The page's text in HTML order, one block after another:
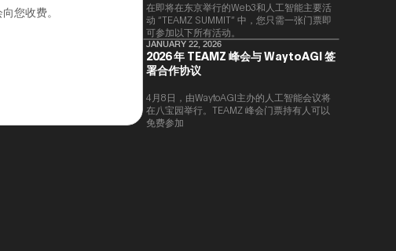
您收费。
在即将在东京举行的Web3和人工智能主要活
动 “TEAMZ SUMMIT” 中，您只需一张门票即
可参加以下所有活动。
JANUARY 22, 2026
2026 年 TEAMZ 峰会与 WaytoAGI 签
署合作协议
4月8日，由WaytoAGI主办的人工智能会议将
在八宝园举行。TEAMZ 峰会门票持有人可以
免费参加